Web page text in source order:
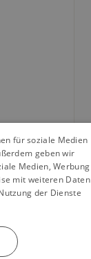
für soziale Medien
geben wir
Medien, Werbung
mit weiteren Daten
der Dienste